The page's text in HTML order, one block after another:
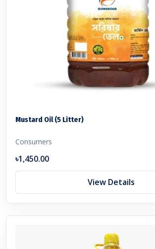
Mustard Oil (5 Litter)
Consumers
৳1,450.00
View Details